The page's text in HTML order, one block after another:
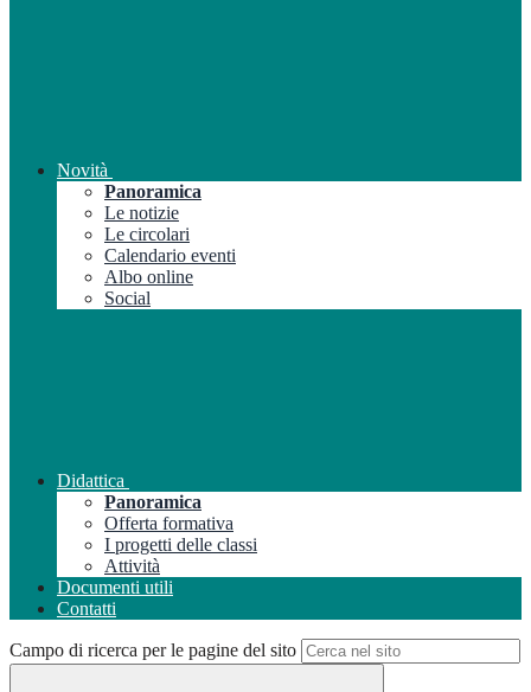
Novità
Panoramica
Le notizie
Le circolari
Calendario eventi
Albo online
Social
Didattica
Panoramica
Offerta formativa
I progetti delle classi
Attività
Documenti utili
Contatti
Campo di ricerca per le pagine del sito